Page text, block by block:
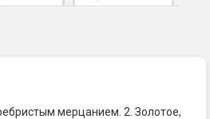
мерцанием. 2. Золотое,